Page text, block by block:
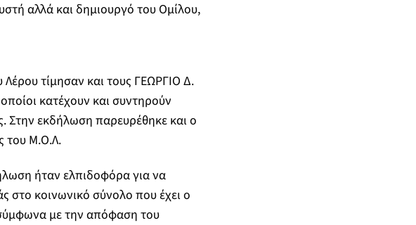
αλλά και δημιουργό του Ομίλου,
τίμησαν και τους ΓΕΩΡΓΙΟ Δ.
κατέχουν και συντηρούν
Στην εκδήλωση παρευρέθηκε και ο
του Μ.Ο.Λ.
ήταν ελπιδοφόρα για να
κοινωνικό σύνολο που έχει ο
με την απόφαση του